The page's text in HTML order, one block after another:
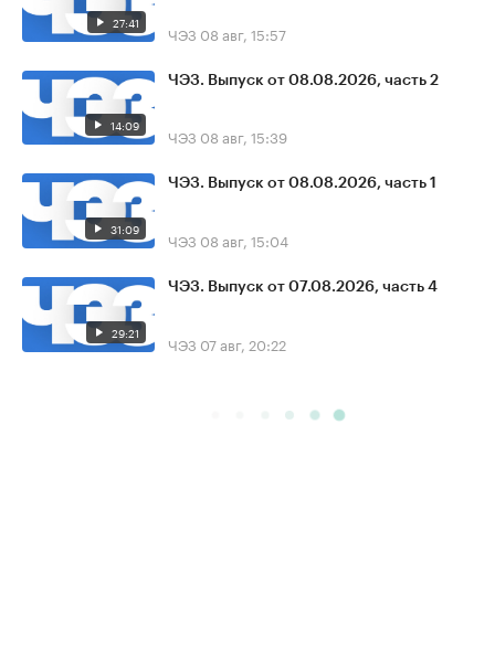
27:41 ЧЭЗ 08 авг, 15:57
14:09
ЧЭЗ. Выпуск от 08.08.2026, часть 2
ЧЭЗ 08 авг, 15:39
31:09
ЧЭЗ. Выпуск от 08.08.2026, часть 1
ЧЭЗ 08 авг, 15:04
29:21
ЧЭЗ. Выпуск от 07.08.2026, часть 4
ЧЭЗ 07 авг, 20:22